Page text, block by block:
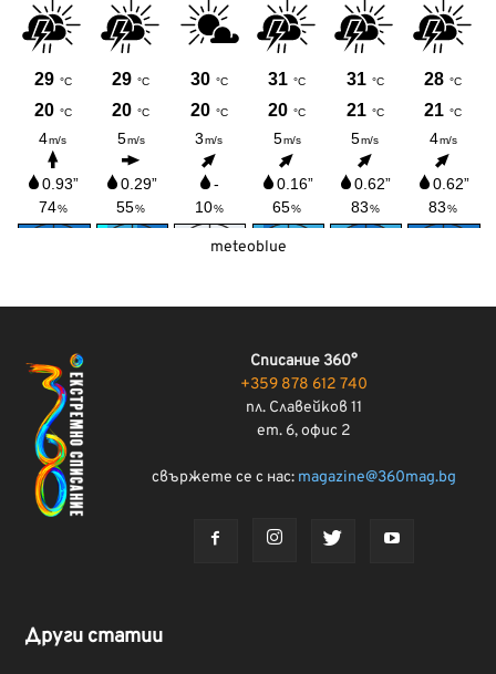
meteoblue
Списание 360°
+359 878 612 740
пл. Славейков 11
ет. 6, офис 2
свържете се с нас: magazine@360mag.bg
Други статии